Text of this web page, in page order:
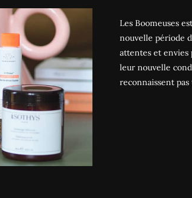
Les Boomeuses
nouvelle période
attentes et envies
leur nouvelle
reconnaissent pas